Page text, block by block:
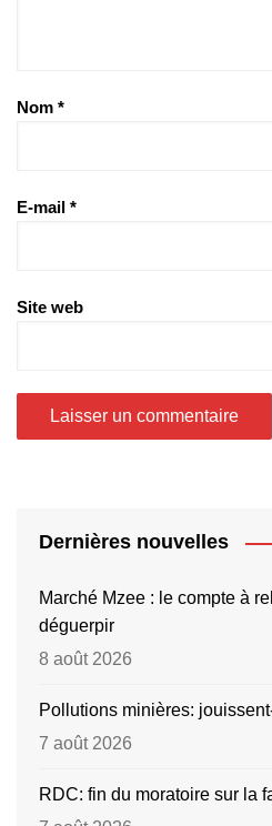
Nom *
E-mail *
Site web
Dernières nouvelles
Marché Mzee : le compte à
déguerpir
8 août 2026
Pollutions minières:
7 août 2026
RDC: fin du moratoire sur la